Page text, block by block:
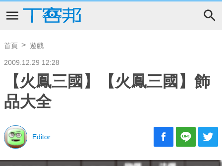
首頁 遊戲
2009.12.29 12:28
【火鳳三國】【火鳳三國】飾
品大全
Editor